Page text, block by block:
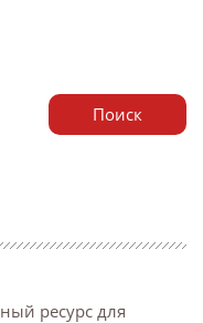
Поиск
ресурс для